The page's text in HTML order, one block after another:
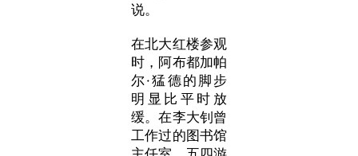
说。
在北大红楼参观
时，阿布都加帕
尔·猛德的脚步
明显比平时放
缓。在李大钊曾
工作过的图书馆